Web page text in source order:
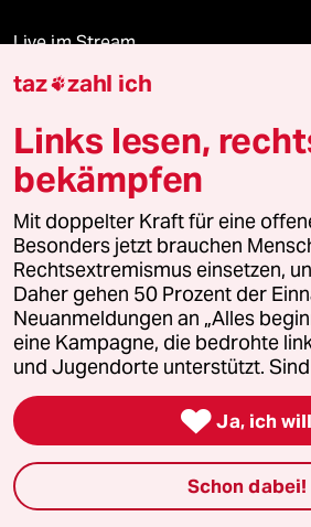
Live im Stream
Vergangene
taz lab 2027
Mehr taz Lesestoff
taz Blogs
taz FUTURZWEI
Le Monde diplomatique
taz Archiv
taz zahl ich
Links lesen,
bekämpfen
Mit doppelter Kraft für eine
Besonders jetzt brauchen
Rechtsextremismus einsetzen,
Daher gehen 50 Prozent der
Neuanmeldungen an „Alles
eine Kampagne, die bedrohte
und Jugendorte unterstützt.
 Ja, ich will
Schon dabei!